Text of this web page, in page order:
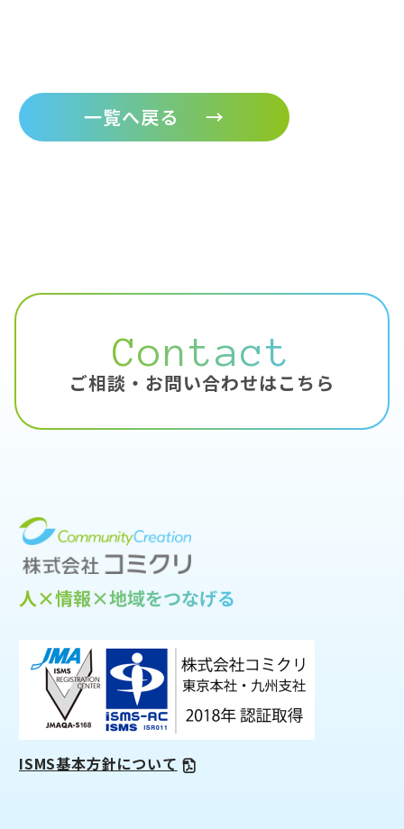
一覧へ戻る →
Contact
ご相談・お問い合わせはこちら
ISMS基本方針について